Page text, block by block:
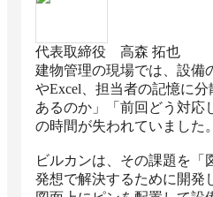
代表取締役 高森 拓也
建物管理の現場では、設備
やExcel、担当者の記憶に
あるのか」「前回どう対応
の時間が失われていました。
ビルカンは、その課題を「
発想で解決するために開発